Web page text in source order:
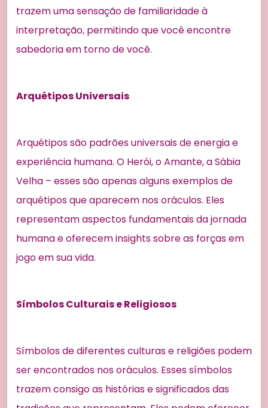
trazem uma sensação de familiaridade à
interpretação, permitindo que você encontre
sabedoria em torno de você.
Arquétipos Universais
Arquétipos são padrões universais de energia e
experiência humana. O Herói, o Amante, a Sábia
Velha – esses são apenas alguns exemplos de
arquétipos que aparecem nos oráculos. Eles
representam aspectos fundamentais da jornada
humana e oferecem insights sobre as forças em
jogo em sua vida.
Símbolos Culturais e Religiosos
Símbolos de diferentes culturas e religiões podem
ser encontrados nos oráculos. Esses símbolos
trazem consigo as histórias e significados das